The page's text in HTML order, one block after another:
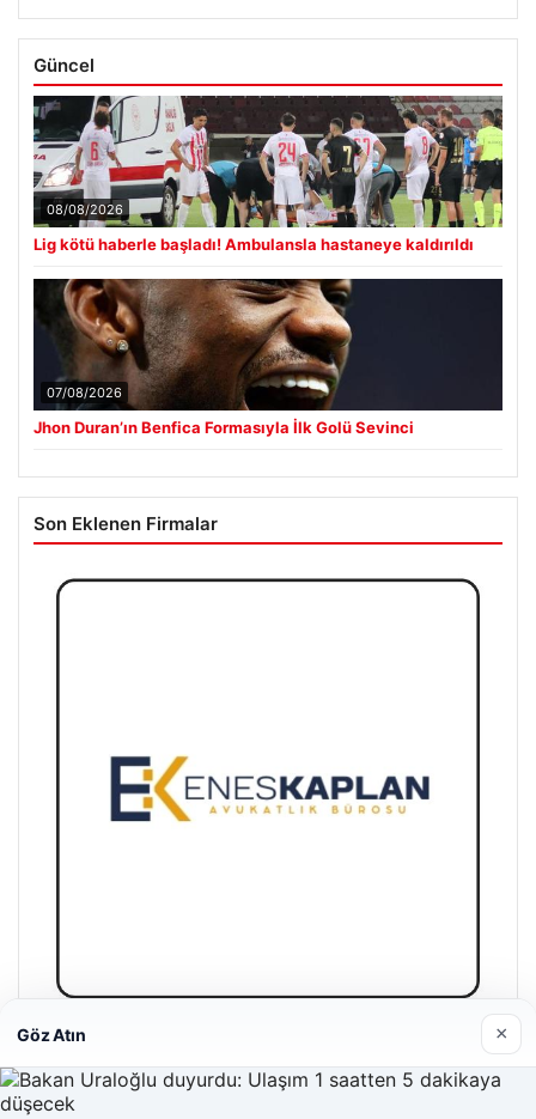
Güncel
08/08/2026
Lig kötü haberle başladı! Ambulansla hastaneye kaldırıldı
07/08/2026
Jhon Duran’ın Benfica Formasıyla İlk Golü Sevinci
Son Eklenen Firmalar
Enes Kaplan Avukatlık Bürosu
28/04/2026
Göz Atın ×